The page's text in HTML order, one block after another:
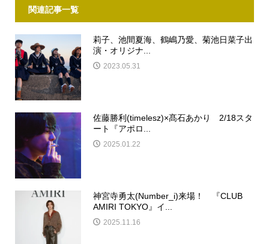
関連記事一覧
莉子、池間夏海、鶴嶋乃愛、菊池日菜子出
演・オリジナ...
2023.05.31
佐藤勝利(timelesz)×髙石あかり 2/18スタ
ート『アポロ...
2025.01.22
神宮寺勇太(Number_i)来場！ 『CLUB
AMIRI TOKYO』イ...
2025.11.16